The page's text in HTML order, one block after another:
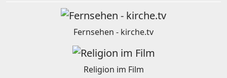
Fernsehen - kirche.tv
Religion im Film